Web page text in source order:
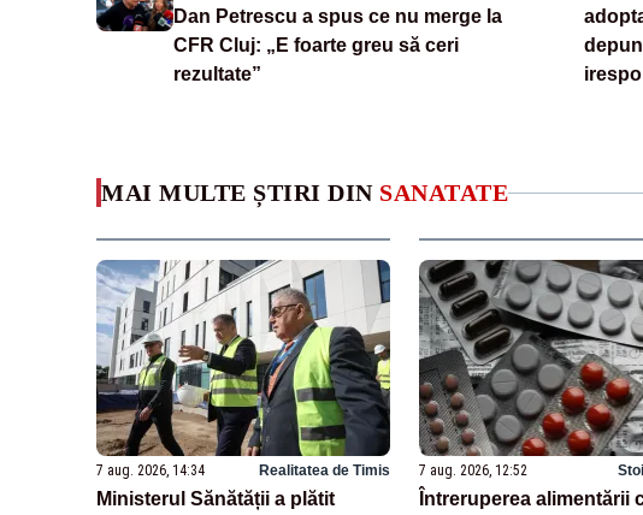
Dan Petrescu a spus ce nu merge la
CFR Cluj: „E foarte greu să ceri
rezultate”
MAI MULTE ȘTIRI DIN SANATATE
7 aug. 2026, 14:34 Realitatea de Timis
Ministerul Sănătății a plătit
7 aug. 2026, 12:52
Întreruperea alimentării